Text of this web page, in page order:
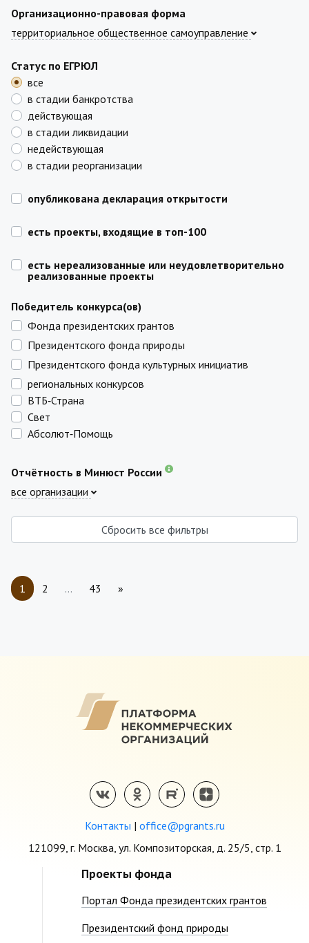
Организационно-правовая форма
территориальное общественное самоуправление
Статус по ЕГРЮЛ
все
в стадии банкротства
действующая
в стадии ликвидации
недействующая
в стадии реорганизации
опубликована декларация открытости
есть проекты, входящие в топ-100
есть нереализованные или неудовлетворительно
реализованные проекты
Победитель конкурса(ов)
Фонда президентских грантов
Президентского фонда природы
Президентского фонда культурных инициатив
региональных конкурсов
ВТБ‑Страна
Свет
Абсолют‑Помощь
Отчётность в Минюст России
все организации
Сбросить все фильтры
1 2 … 43 »
Контакты | office@pgrants.ru
121099, г. Москва, ул. Композиторская, д. 25/5, стр. 1
Проекты фонда
Портал Фонда президентских грантов
Президентский фонд природы